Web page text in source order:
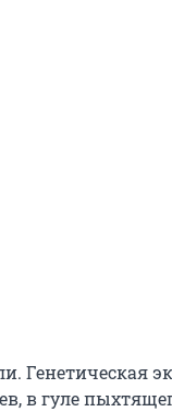
Генетическая
в гуле